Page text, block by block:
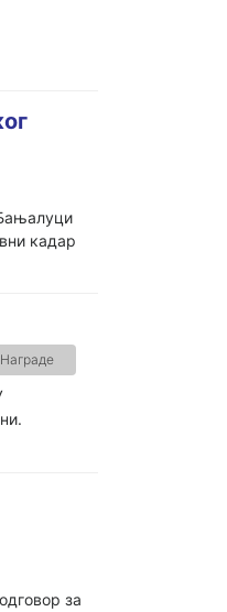
кадар
Награде
за